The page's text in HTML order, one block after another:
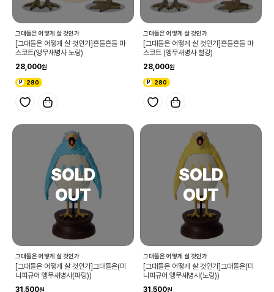
그대들은 어떻게 살 것인가
[그대들은 어떻게 살 것인가]흔들흔들 마
스코트(앵무새병사 노랑)
28,000
280
그대들은 어떻게 살 것인가
[그대들은 어떻게 살 것인가]흔들흔들 마
스코트 (앵무새병사 빨강)
28,000
280
그대들은 어떻게 살 것인가
[그대들은 어떻게 살 것인가]그대들은(미
니피규어 앵무새병사(파랑))
31,500
그대들은 어떻게 살 것인가
[그대들은 어떻게 살 것인가]그대들은(미
니피규어 앵무새병사(노랑))
31,500